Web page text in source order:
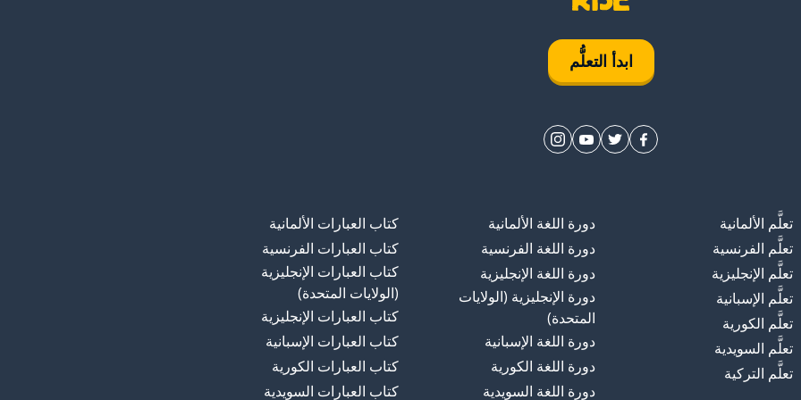
ابدأ التعلُّم
تعلَّم الألمانية
تعلَّم الفرنسية
تعلَّم الإنجليزية
تعلَّم الإسبانية
تعلَّم الكورية
تعلَّم السويدية
تعلَّم التركية
دورة اللغة الألمانية
دورة اللغة الفرنسية
دورة اللغة الإنجليزية
دورة الإنجليزية (الولايات
المتحدة)
دورة اللغة الإسبانية
دورة اللغة الكورية
دورة اللغة السويدية
كتاب العبارات الألمانية
كتاب العبارات الفرنسية
كتاب العبارات الإنجليزية
(الولايات المتحدة)
كتاب العبارات الإنجليزية
كتاب العبارات الإسبانية
كتاب العبارات الكورية
كتاب العبارات السويدية